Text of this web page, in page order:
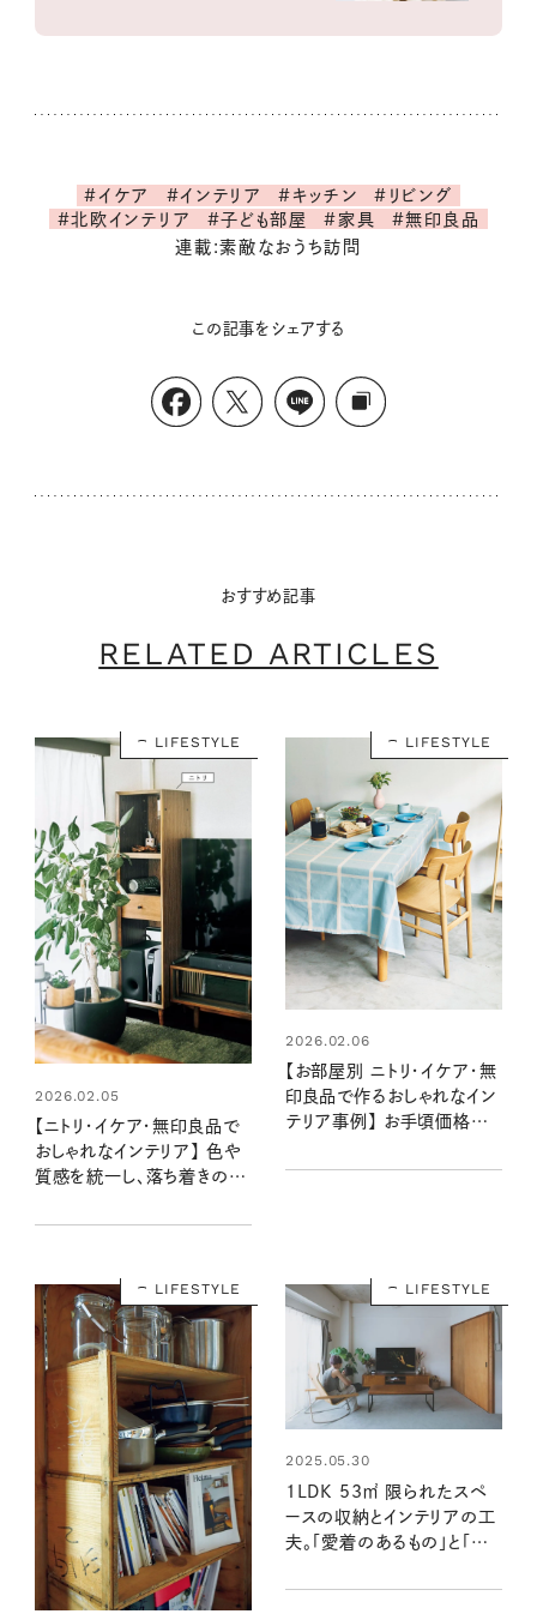
#イケア #インテリア #キッチン
#リビング
#北欧インテリア
#子ども部屋 #家具
#無印良品
連載:素敵なおうち訪問
この記事をシェアする
おすすめ記事
RELATED ARTICLES
LIFESTYLE
2026.02.05
【ニトリ・イケア・無印良品で
おしゃれなインテリア】 色や
質感を統一し、落ち着きのあ
LIFESTYLE
2026.02.06
【お部屋別 ニトリ・イケア・無
印良品で作るおしゃれなイン
テリア事例】 お手頃価格で
ング・キッチン・寝室・玄関
LIFESTYLE LIFESTYLE
2025.05.30
1LDK 53㎡ 限られたスペ
ースの収納とインテリアの工
夫。「愛着のあるもの」と「異
ち訪問：Keiさん宅・後編）